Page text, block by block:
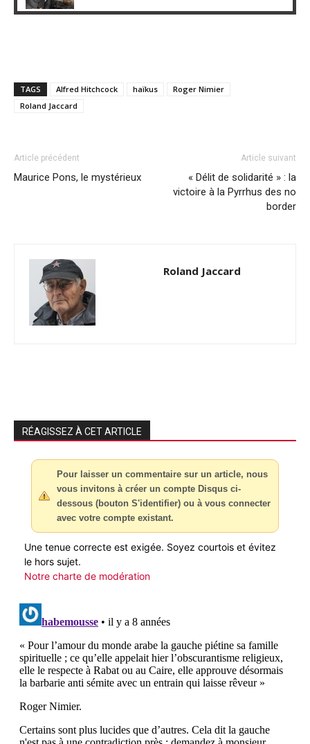
TAGS Alfred Hitchcock haïkus
Roger Nimier
Roland Jaccard
Article précédent
Maurice Pons, le mystérieux
Article suivant
« Délit de solidarité » : la
victoire à la Pyrrhus des no
border
Roland Jaccard
RÉAGISSEZ À CET ARTICLE
Pour laisser un commentaire sur un article, nous
vous invitons à créer un compte Disqus ci-
dessous (bouton S'identifier) ou à vous connecter
avec votre compte existant.
Une tenue correcte est exigée. Soyez courtois et évitez
le hors sujet.
Notre charte de modération